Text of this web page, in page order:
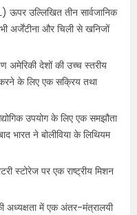
ऊपर उल्लिखित तीन सार्वजानिक
अर्जेंटीना और चिली से खनिजों
अमेरिकी देशों की उच्च स्तरीय
करने के लिए एक सक्रिय तथा
उपयोग के लिए एक समझौता
भारत ने बोलीविया के लिथियम
स्टोरेज पर एक राष्ट्रीय मिशन
अध्यक्षता में एक अंतर-मंत्रालयी